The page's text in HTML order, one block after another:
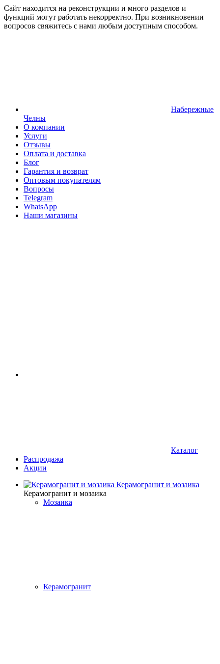
Сайт находится на реконструкции и много разделов и
функций могут работать некорректно. При возникновении
вопросов свяжитесь с нами любым доступным способом.
Набережные
Челны
О компании
Услуги
Отзывы
Оплата и доставка
Блог
Гарантия и возврат
Оптовым покупателям
Вопросы
Telegram
WhatsApp
Наши магазины
Каталог
Распродажа
Акции
Керамогранит и мозаика
Керамогранит и мозаика
Мозаика
Керамогранит